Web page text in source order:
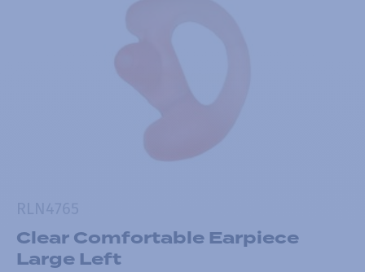
Clear Comfortable Earpiece
Large Left